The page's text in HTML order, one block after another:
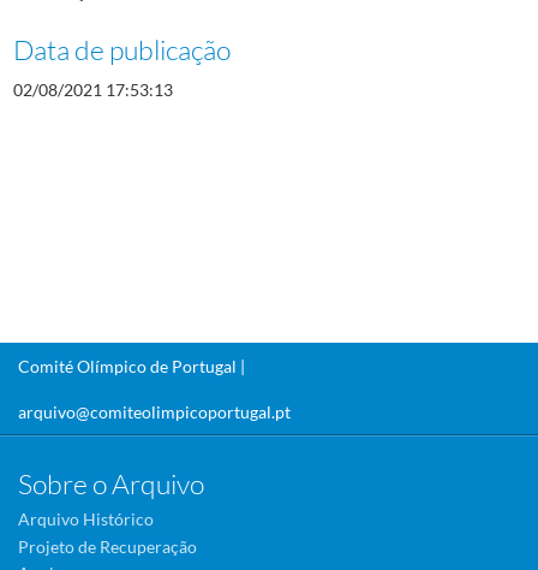
Data de publicação
02/08/2021 17:53:13
Comité Olímpico de Portugal |
arquivo@comiteolimpicoportugal.pt
Sobre o Arquivo
Arquivo Histórico
Projeto de Recuperação